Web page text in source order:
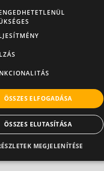
ÖSSZES ELFOGADÁSA
ÖSSZES ELUTASÍTÁSA
MEGJELENÍTÉSE